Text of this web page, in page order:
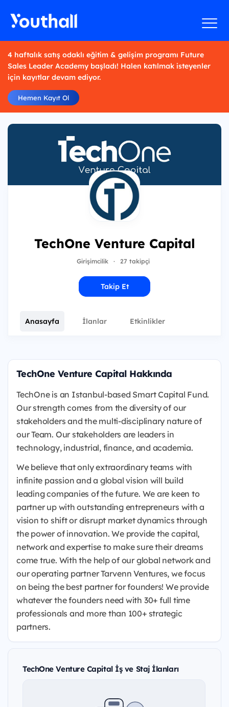
4 haftalık satış odaklı eğitim & gelişim programı Future
Sales Leader Academy başladı! Halen katılmak isteyenler
için kayıtlar devam ediyor.
Hemen Kayıt Ol
TechOne Venture Capital
Girişimcilik · 27 takipçi
Takip Et
Anasayfa İlanlar Etkinlikler
TechOne Venture Capital Hakkında
TechOne is an Istanbul-based Smart Capital Fund.
Our strength comes from the diversity of our
stakeholders and the multi-disciplinary nature of
our Team. Our stakeholders are leaders in
technology, industrial, finance, and academia.
We believe that only extraordinary teams with
infinite passion and a global vision will build
leading companies of the future. We are keen to
partner up with outstanding entrepreneurs with a
vision to shift or disrupt market dynamics through
the power of innovation. We provide the capital,
network and expertise to make sure their dreams
come true. With the help of our global network and
our operating partner Tarvenn Ventures, we focus
on being the best partner for founders! We provide
whatever the founders need with 30+ full time
professionals and more than 100+ strategic
partners.
TechOne Venture Capital İş ve Staj İlanları